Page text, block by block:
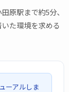
原駅まで約5分、
た環境を求める
ーアルしま